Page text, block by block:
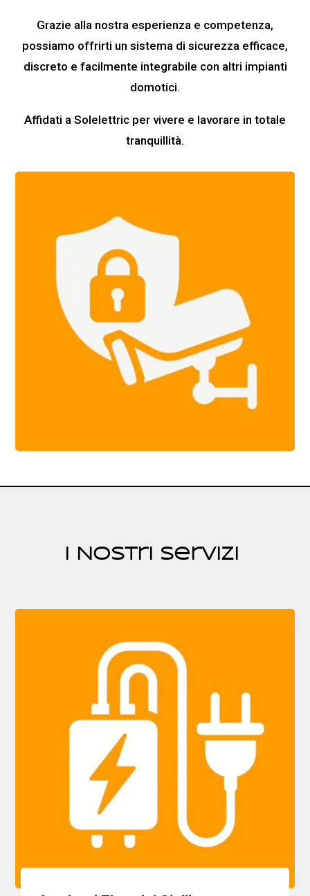
Grazie alla nostra esperienza e competenza,
possiamo offrirti un sistema di sicurezza efficace,
discreto e facilmente integrabile con altri impianti
domotici.
Affidati a Solelettric per vivere e lavorare in totale
tranquillità.
I Nostri Servizi